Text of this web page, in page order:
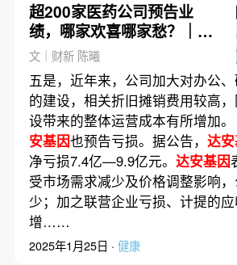
超200家医药公司预告业
绩，哪家欢喜哪家愁？｜医
药股周报
文｜财新 陈曦
五是，近年来，公司加大对办公
的建设，相关折旧摊销费用较高
设带来的整体运营成本有所增加
安基因也预告亏损。据公告， 达
净亏损7.4亿—9.9亿元。 达安基因
受市场需求减少及价格调整影响
少；加之联营企业亏损、计提的
增……
2025年1月25日 · 健康